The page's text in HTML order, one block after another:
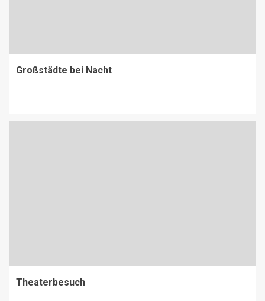
Großstädte bei Nacht
Theaterbesuch